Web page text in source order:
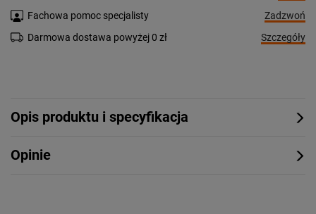
Fachowa pomoc specjalisty
Zadzwoń
Darmowa dostawa powyżej 0 zł
Szczegóły
Opis produktu i specyfikacja
Opinie